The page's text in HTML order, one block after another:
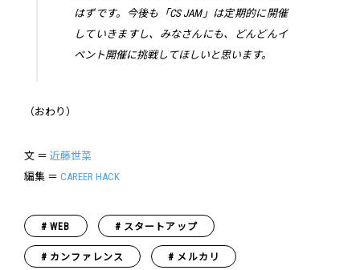
はずです。今後も「CS JAM」は定期的に開催
していきますし、みなさんにも、どんどんイ
ベント開催に挑戦してほしいと思います。
（おわり）
文 ＝ 近藤世菜
編集 ＝ CAREER HACK
WEB スタートアップ
カンファレンス メルカリ